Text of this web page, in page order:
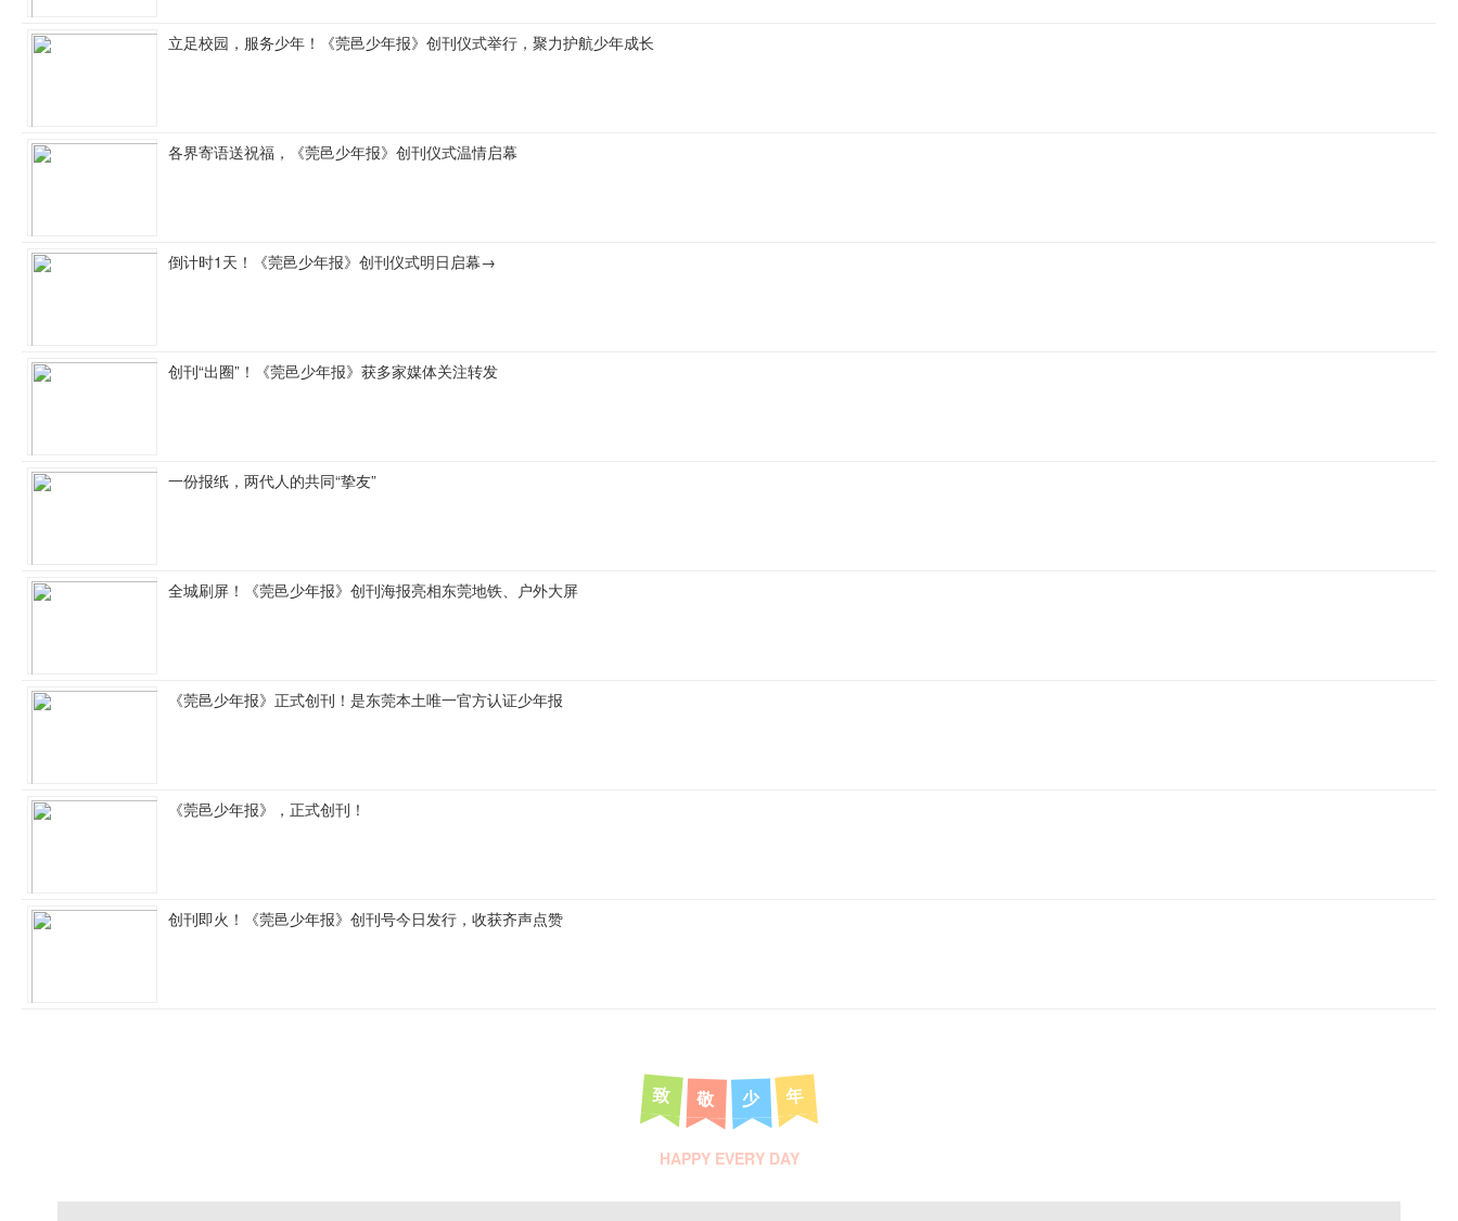
立足校园，服务少年！《莞邑少年报》创刊仪式举行，聚力护航少年成长
各界寄语送祝福，《莞邑少年报》创刊仪式温情启幕
倒计时1天！《莞邑少年报》创刊仪式明日启幕→
创刊“出圈”！《莞邑少年报》获多家媒体关注转发
一份报纸，两代人的共同“挚友”
全城刷屏！《莞邑少年报》创刊海报亮相东莞地铁、户外大屏
《莞邑少年报》正式创刊！是东莞本土唯一官方认证少年报
《莞邑少年报》，正式创刊！
创刊即火！《莞邑少年报》创刊号今日发行，收获齐声点赞
致 敬 少 年
HAPPY EVERY DAY